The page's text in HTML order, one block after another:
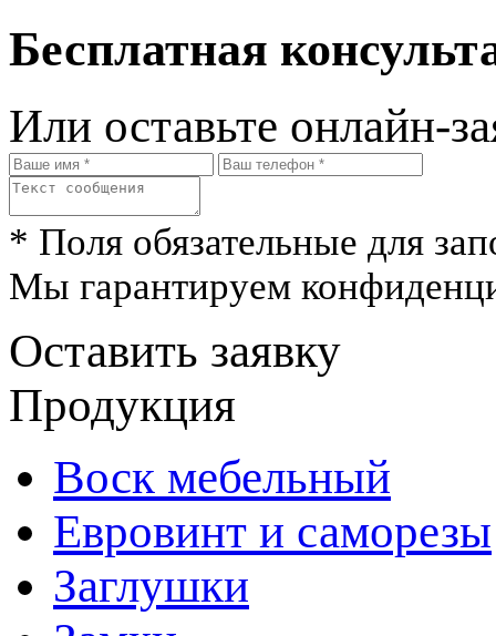
Бесплатная
Или оставьте онлайн-
* Поля обязательные для
Мы гарантируем
Оставить заявку
Продукция
Воск мебельный
Евровинт и саморезы
Заглушки